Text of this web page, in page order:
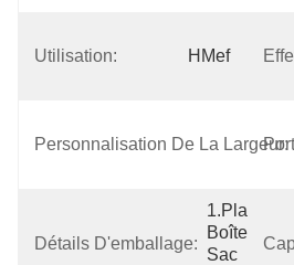
Utilisation: HMef
Personnalisation De La Largeur:
Détails D'emballage:
1.Plastic
Boîte Du
Sac